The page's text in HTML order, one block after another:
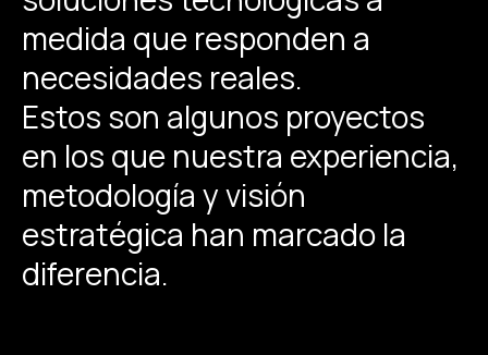
medida que responden a
necesidades reales.
Estos son algunos proyectos
en los que nuestra experiencia,
metodología y visión
estratégica han marcado la
diferencia.